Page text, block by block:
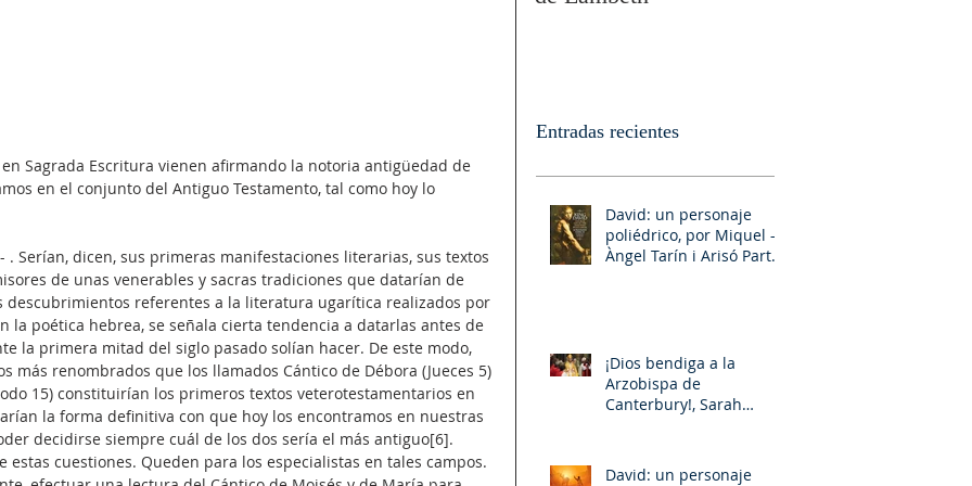
Sagrada Escritura vienen afirmando la notoria antigüedad de
en el conjunto del Antiguo Testamento, tal como hoy lo
. Serían, dicen, sus primeras manifestaciones literarias, sus textos
de unas venerables y sacras tradiciones que datarían de
referentes a la literatura ugarítica realizados por
la poética hebrea, se señala cierta tendencia a datarlas antes de
la primera mitad del siglo pasado solían hacer. De este modo,
más renombrados que los llamados Cántico de Débora (Jueces 5)
15) constituirían los primeros textos veterotestamentarios en
la forma definitiva con que hoy los encontramos en nuestras
decidirse siempre cuál de los dos sería el más antiguo[6].
cuestiones. Queden para los especialistas en tales campos.
Entradas recientes
David: un personaje
poliédrico, por Miquel –
Àngel Tarín i Arisó Parte
¡Dios bendiga a la
Arzobispa de
Canterbury!, Sarah
David: un personaje